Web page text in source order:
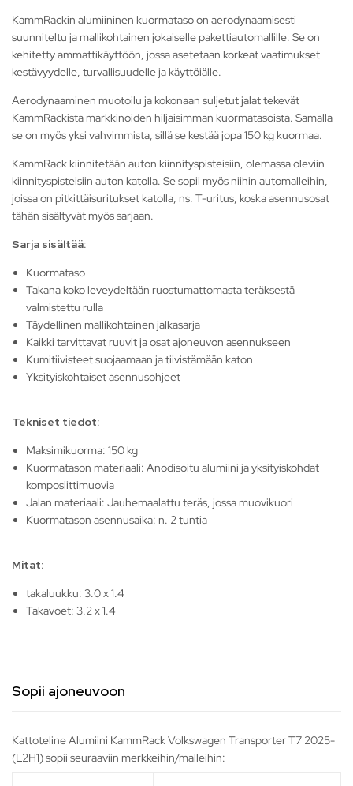
KammRackin alumiininen kuormataso on aerodynaamisesti
suunniteltu ja mallikohtainen jokaiselle pakettiautomallille. Se on
kehitetty ammattikäyttöön, jossa asetetaan korkeat vaatimukset
kestävyydelle, turvallisuudelle ja käyttöiälle.
Aerodynaaminen muotoilu ja kokonaan suljetut jalat tekevät
KammRackista markkinoiden hiljaisimman kuormatasoista. Samalla
se on myös yksi vahvimmista, sillä se kestää jopa 150 kg kuormaa.
KammRack kiinnitetään auton kiinnityspisteisiin, olemassa oleviin
kiinnityspisteisiin auton katolla. Se sopii myös niihin automalleihin,
joissa on pitkittäisuritukset katolla, ns. T-uritus, koska asennusosat
tähän sisältyvät myös sarjaan.
Sarja sisältää:
Kuormataso
Takana koko leveydeltään ruostumattomasta teräksestä
valmistettu rulla
Täydellinen mallikohtainen jalkasarja
Kaikki tarvittavat ruuvit ja osat ajoneuvon asennukseen
Kumitiivisteet suojaamaan ja tiivistämään katon
Yksityiskohtaiset asennusohjeet
Tekniset tiedot:
Maksimikuorma: 150 kg
Kuormatason materiaali: Anodisoitu alumiini ja yksityiskohdat
komposiittimuovia
Jalan materiaali: Jauhemaalattu teräs, jossa muovikuori
Kuormatason asennusaika: n. 2 tuntia
Mitat:
takaluukku: 3.0 x 1.4
Takavoet: 3.2 x 1.4
Sopii ajoneuvoon
Kattoteline Alumiini KammRack Volkswagen Transporter T7 2025-
(L2H1) sopii seuraaviin merkkeihin/malleihin: